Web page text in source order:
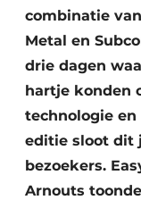
combinatie
Metal en
drie dagen
hartje konden
technologie
editie sloot dit
bezoekers.
Arnouts